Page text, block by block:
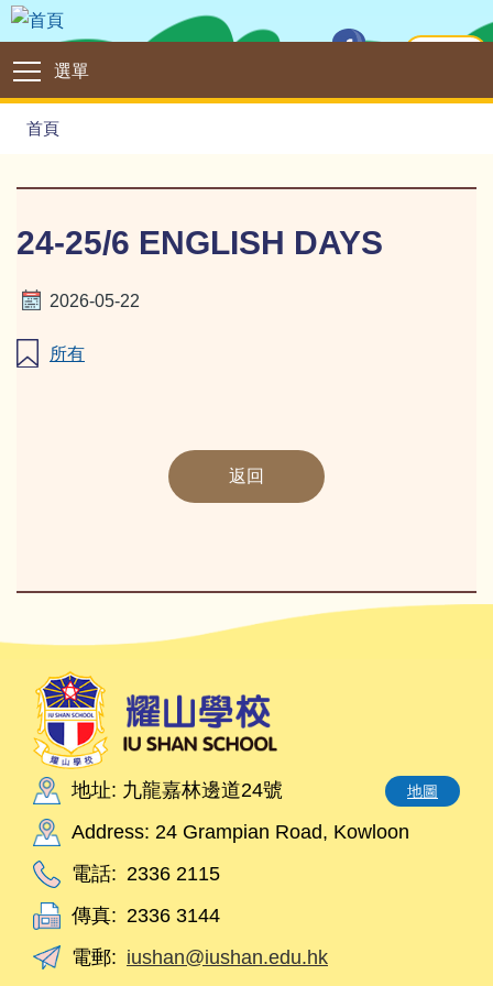
移至主內容
選單
Main
navigation
導
連
結
首頁
24-25/6 ENGLISH DAYS
2026-05-22
所有
返回
地址: 九龍嘉林邊道24號
Address: 24 Grampian Road, Kowloon
地圖
電話: 2336 2115
傳真: 2336 3144
電郵: iushan@iushan.edu.hk